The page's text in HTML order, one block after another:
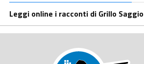
Leggi online i racconti di Grillo Saggio